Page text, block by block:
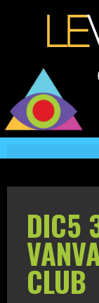
DIC5
CLUB